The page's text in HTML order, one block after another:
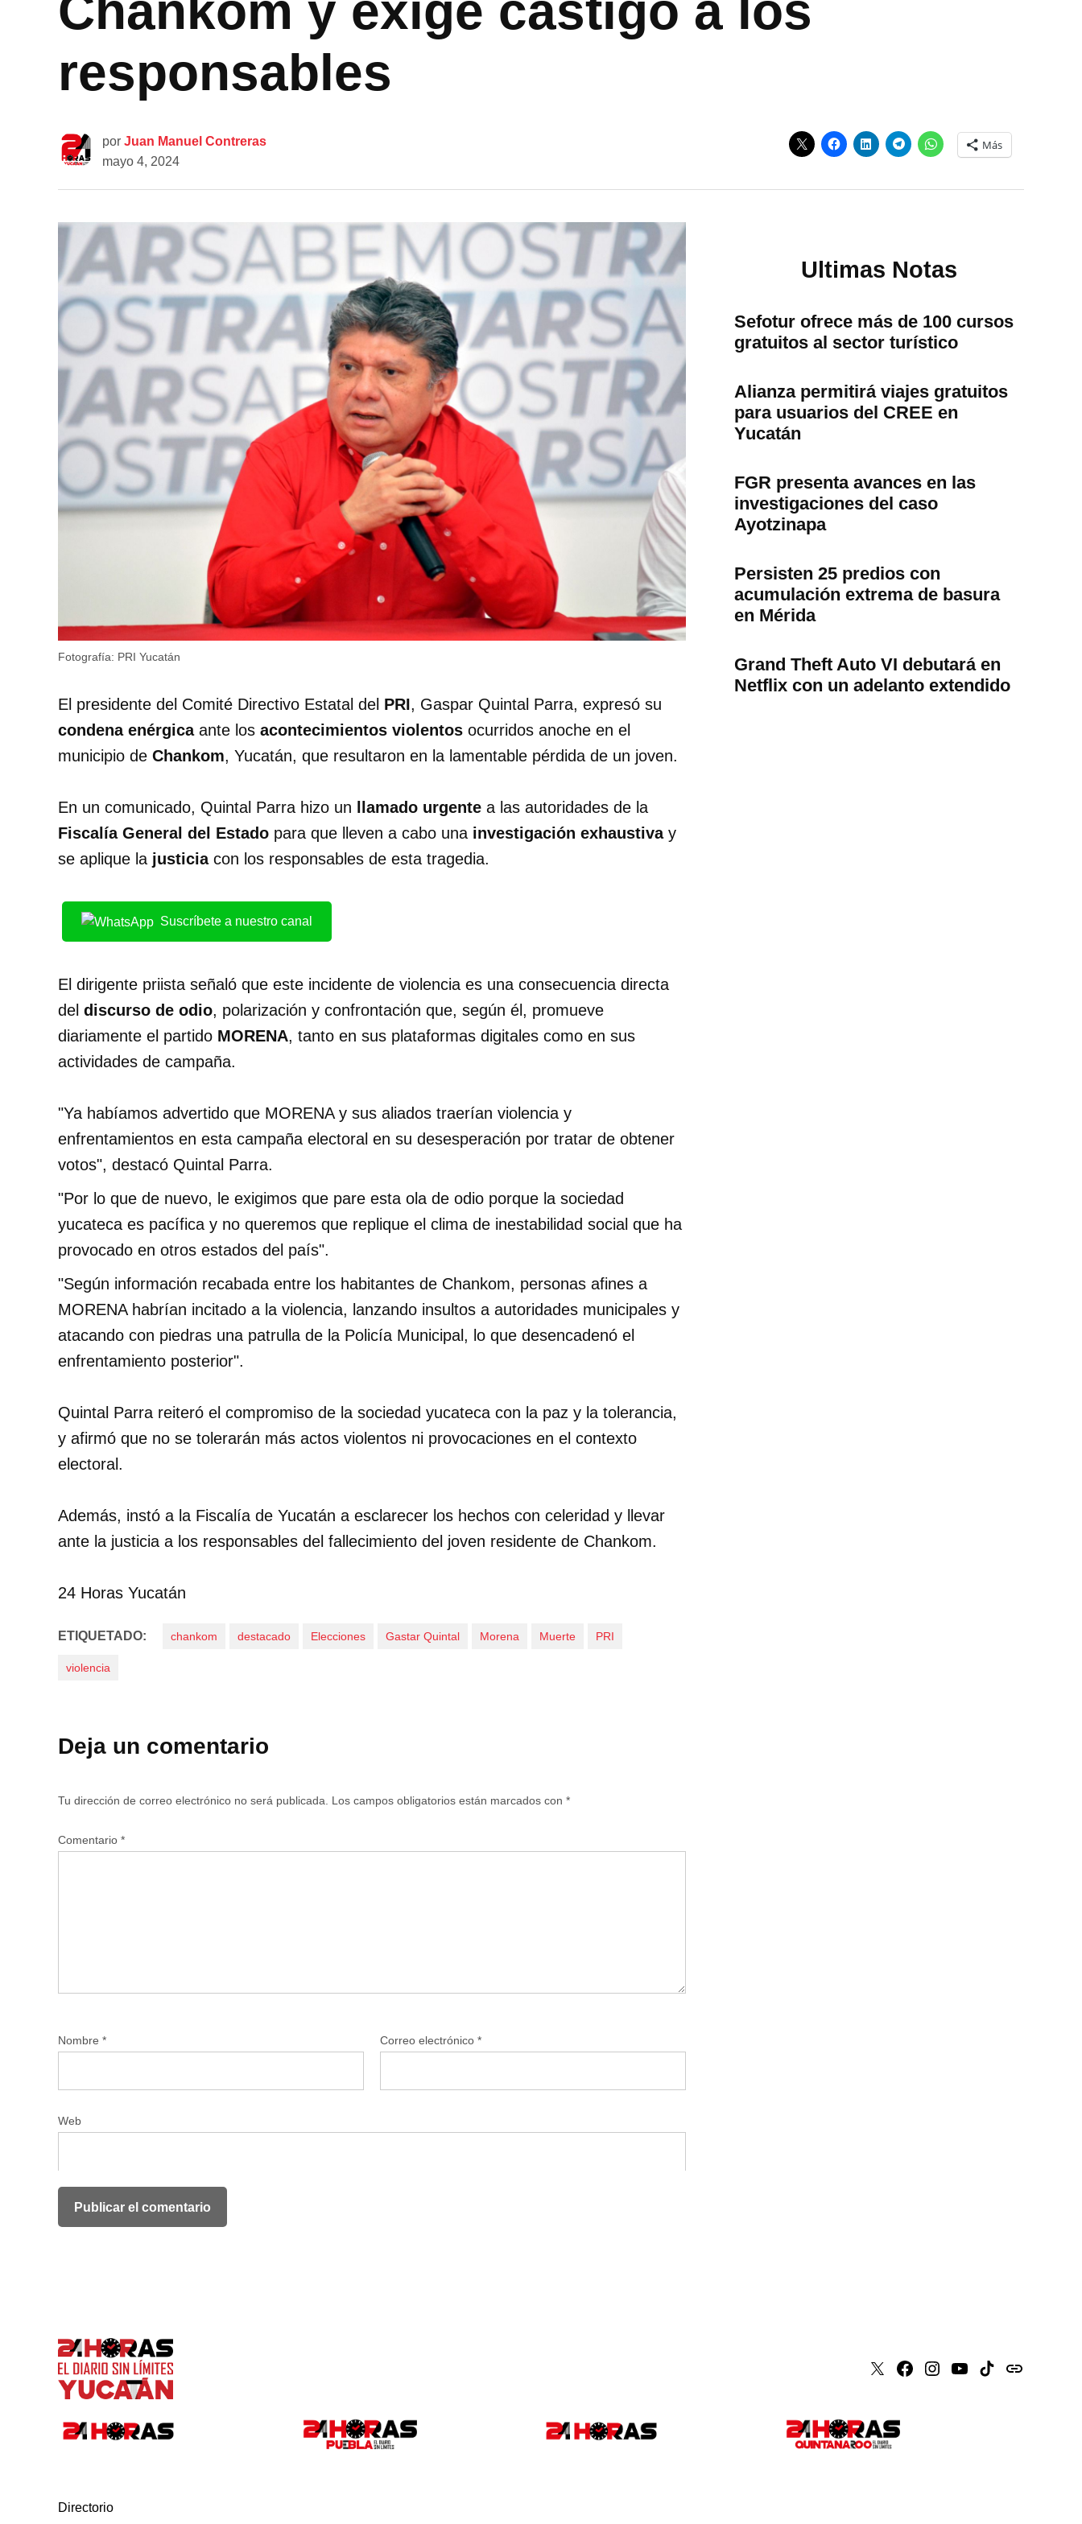
responsables
por Juan Manuel Contreras
mayo 4, 2024
Más
Fotografía: PRI Yucatán
El presidente del Comité Directivo Estatal del PRI, Gaspar Quintal Parra, expresó su
condena enérgicaante los acontecimientos violentos ocurridos anoche en el
municipio de Chankom, Yucatán, que resultaron en la lamentable pérdida de un joven.
En un comunicado, Quintal Parra hizo un llamado urgente a las autoridades de la
Fiscalía General del Estado para que lleven a cabo una investigación exhaustivay
se aplique la justicia con los responsables de esta tragedia.
Suscríbete a nuestro canal
El dirigente priista señaló que este incidente de violencia es una consecuencia directa
del discurso de odio, polarización y confrontación que, según él, promueve
diariamente el partido MORENA, tanto en sus plataformas digitales como en sus
actividades de campaña.
"Ya habíamos advertido que MORENA y sus aliados traerían violencia y
enfrentamientos en esta campaña electoral en su desesperación por tratar de obtener
votos", destacó Quintal Parra.
"Por lo que de nuevo, le exigimos que pare esta ola de odio porque la sociedad
yucateca es pacífica y no queremos que replique el clima de inestabilidad social que ha
provocado en otros estados del país".
"Según información recabada entre los habitantes de Chankom, personas afines a
MORENA habrían incitado a la violencia, lanzando insultos a autoridades municipales y
atacando con piedras una patrulla de la Policía Municipal, lo que desencadenó el
enfrentamiento posterior".
Quintal Parra reiteró el compromiso de la sociedad yucateca con la paz y la tolerancia,
y afirmó que no se tolerarán más actos violentos ni provocaciones en el contexto
electoral.
Además, instó a la Fiscalía de Yucatán a esclarecer los hechos con celeridad y llevar
ante la justicia a los responsables del fallecimiento del joven residente de Chankom.
24 Horas Yucatán
ETIQUETADO: chankom destacado Elecciones Gastar Quintal Morena Muerte PRI
violencia
Deja un comentario
Tu dirección de correo electrónico no será publicada. Los campos obligatorios están marcados con *
Comentario *
Nombre * Correo electrónico *
Web
Ultimas Notas
Sefotur ofrece más de 100 cursos
gratuitos al sector turístico
Alianza permitirá viajes gratuitos
para usuarios del CREE en
Yucatán
FGR presenta avances en las
investigaciones del caso
Ayotzinapa
Persisten 25 predios con
acumulación extrema de basura
en Mérida
Grand Theft Auto VI debutará en
Netflix con un adelanto extendido
X Faceboook
Instagram
Youtube
Tiktokissuu
Directorio